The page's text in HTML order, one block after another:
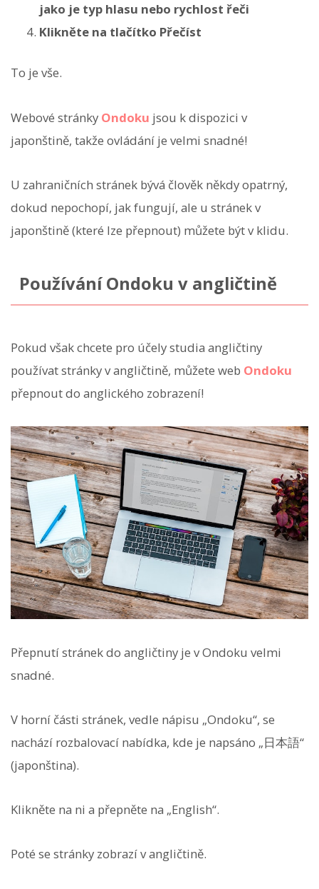
jako je typ hlasu nebo rychlost řeči
Klikněte na tlačítko Přečíst
To je vše.
Webové stránky Ondoku jsou k dispozici v
japonštině, takže ovládání je velmi snadné!
U zahraničních stránek bývá člověk někdy opatrný,
dokud nepochopí, jak fungují, ale u stránek v
japonštině (které lze přepnout) můžete být v klidu.
Používání Ondoku v angličtině
Pokud však chcete pro účely studia angličtiny
používat stránky v angličtině, můžete web Ondoku
přepnout do anglického zobrazení!
Přepnutí stránek do angličtiny je v Ondoku velmi
snadné.
V horní části stránek, vedle nápisu „Ondoku“, se
nachází rozbalovací nabídka, kde je napsáno „日本語“
(japonština).
Klikněte na ni a přepněte na „English“.
Poté se stránky zobrazí v angličtině.